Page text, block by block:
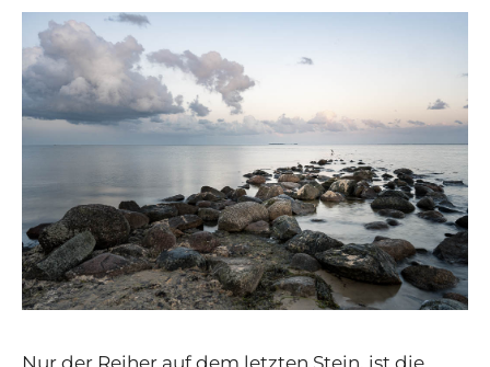
Nur der Reiher auf dem letzten Stein, ist die